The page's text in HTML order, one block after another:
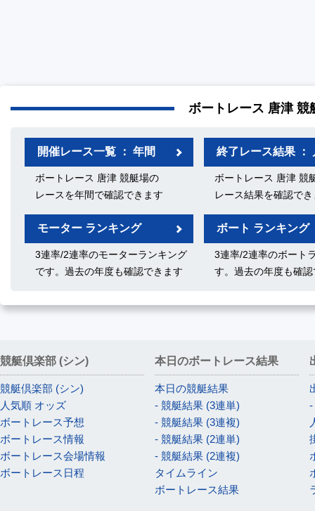
ボートレース 唐津 競
開催レース一覧 ： 年間
ボートレース 唐津 競艇場の
レースを年間で確認できます
終了レース結果 ：
ボートレース 唐津 競
レース結果を確認で
モーター ランキング
3連率/2連率のモーターランキング
です。過去の年度も確認できます
ボート ランキング
3連率/2連率のボート
す。過去の年度も確
競艇倶楽部 (シン)
競艇倶楽部 (シン)
人気順 オッズ
ボートレース予想
ボートレース情報
ボートレース会場情報
ボートレース日程
本日のボートレース結果
本日の競艇結果
- 競艇結果 (3連単)
- 競艇結果 (3連複)
- 競艇結果 (2連単)
- 競艇結果 (2連複)
タイムライン
ボートレース結果
-